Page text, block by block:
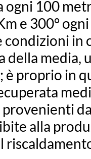
ogni 100
e 300°
condizioni in
della media,
proprio in
alla